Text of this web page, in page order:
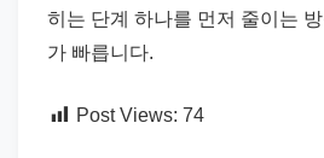
히는 단계 하나를 먼저 줄이는
가 빠릅니다.
Post Views: 74